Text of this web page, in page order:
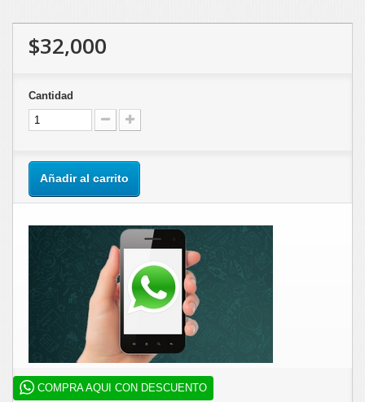
$32,000
Cantidad
Añadir al carrito
COMPRA AQUI CON DESCUENTO